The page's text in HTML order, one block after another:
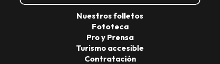
Nuestros folletos
Fototeca
Pro y Prensa
Turismo accesible
Contratación